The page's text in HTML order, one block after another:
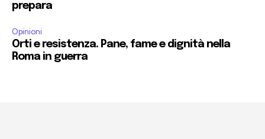
prepara
Opinioni
Orti e resistenza. Pane, fame e dignità nella
Roma in guerra